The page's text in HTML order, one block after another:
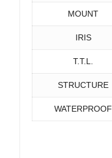
MOUNT
IRIS
T.T.L.
STRUCTURE
WATERPROOF